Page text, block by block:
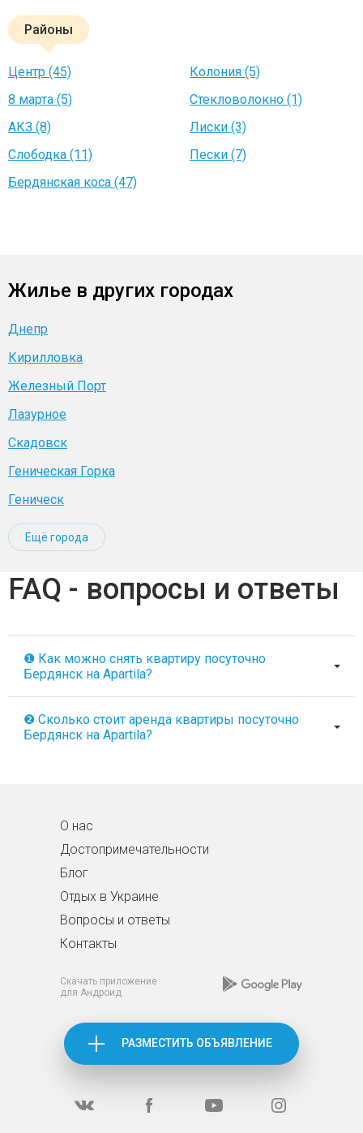
Районы
Центр (45)
Колония (5)
8 марта (5)
Стекловолокно (1)
АКЗ (8)
Лиски (3)
Слободка (11)
Пески (7)
Бердянская коса (47)
Жилье в других городах
Днепр
Кирилловка
Железный Порт
Лазурное
Скадовск
Геническая Горка
Геническ
Ещё города
FAQ - вопросы и ответы
❶ Как можно снять квартиру посуточно
Бердянск на Apartila?
❷ Сколько стоит аренда квартиры посуточно
Бердянск на Apartila?
О нас
Достопримечательности
Блог
Отдых в Украине
Вопросы и ответы
Контакты
Скачать приложение
для Андроид
РАЗМЕСТИТЬ ОБЪЯВЛЕНИЕ